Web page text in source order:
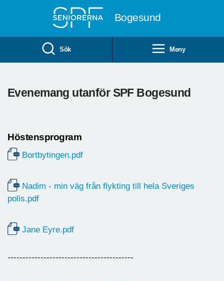
Bogesund
Sök Meny
Evenemang utanför SPF Bogesund
Höstensprogram
Bortbytingen.pdf
Nadim - min väg från flykting till hela Sveriges
polis.pdf
Jane Eyre.pdf
------------------------------------------